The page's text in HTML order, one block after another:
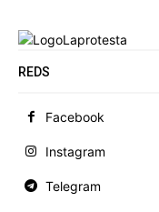
REDS
Facebook
Instagram
Telegram